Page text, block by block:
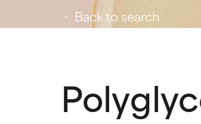
Back to search